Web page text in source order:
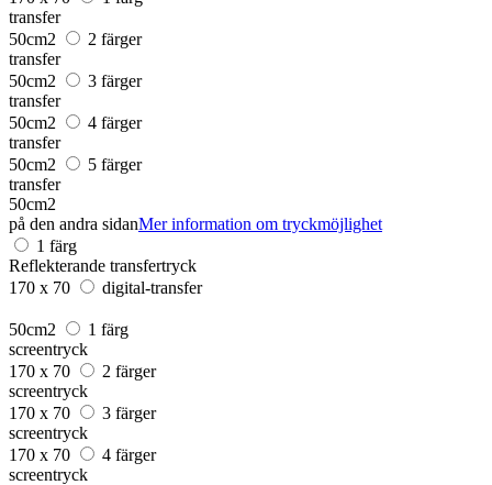
transfer
50cm2
2 färger
transfer
50cm2
3 färger
transfer
50cm2
4 färger
transfer
50cm2
5 färger
transfer
50cm2
på den andra sidanMer information om tryckmöjlighet
1 färg
Reflekterande transfertryck
170 x 70
digital-transfer
50cm2
1 färg
screentryck
170 x 70
2 färger
screentryck
170 x 70
3 färger
screentryck
170 x 70
4 färger
screentryck